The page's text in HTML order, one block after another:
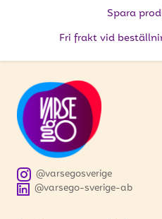
Spara
Fri frakt vid
@varsego-sverige-ab
@varsegosverige